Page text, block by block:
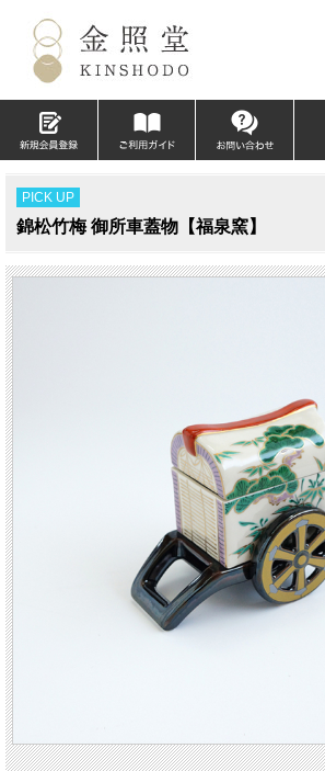
PICK UP
錦松竹梅 御所車蓋物【福泉窯】